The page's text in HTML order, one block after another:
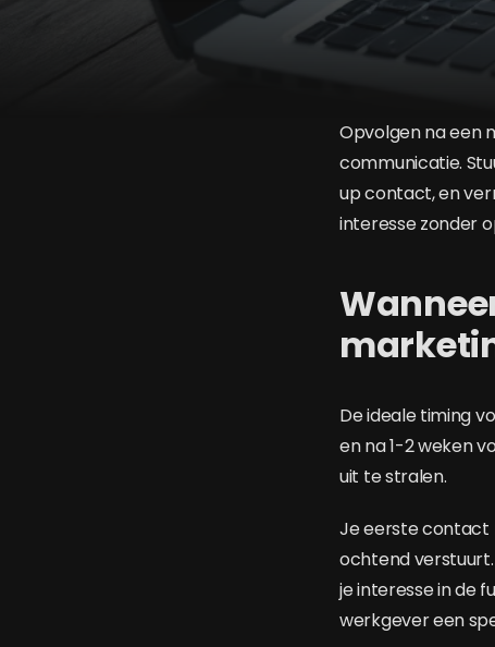
Opvolgen na een
communicatie.
up contact, en
interesse zonder
De ideale timing
en na 1-2 weken
uit te stralen.
Je eerste contact
ochtend
je interesse in de
werkgever een